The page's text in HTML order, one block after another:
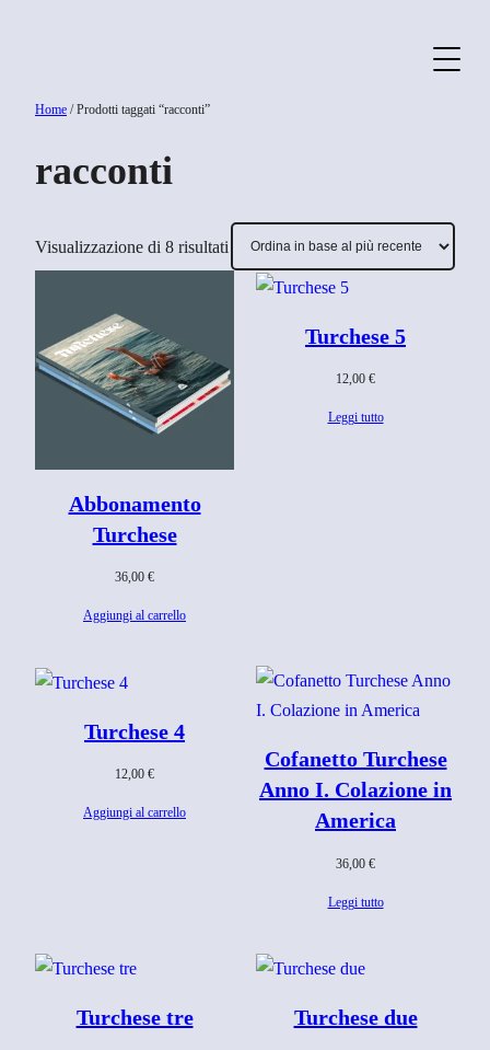
Home / Prodotti taggati “racconti”
racconti
Visualizzazione di 8 risultati Ordina
in
più
Abbonamento
Turchese
36,00 €
Aggiungi al carrello
Turchese 5
12,00 €
Leggi tutto
Turchese 4
12,00 €
Aggiungi al carrello
Cofanetto Turchese
Anno I. Colazione in
America
36,00 €
Leggi tutto
Turchese tre Turchese due